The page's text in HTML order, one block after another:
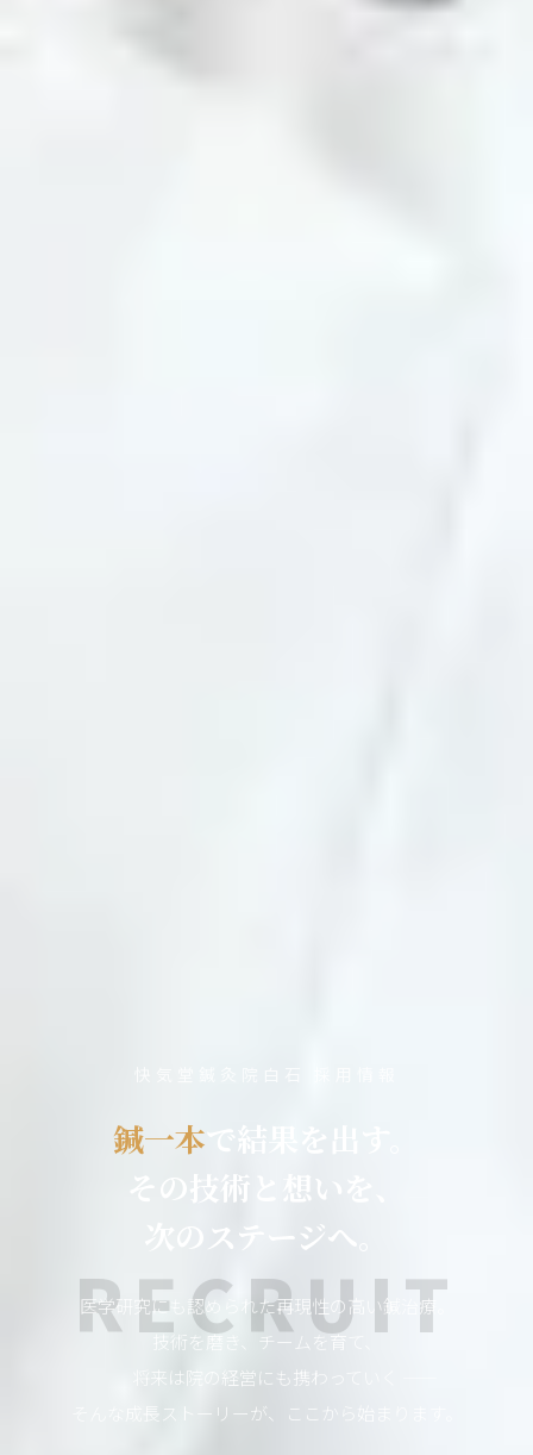
RECRUIT
鍼一本
その技術と想いを、
次のステージへ。
医学研究にも認められた再現性の高い鍼治療。
技術を磨き、チームを育て、
将来は院の経営にも携わっていく ――
そんな成長ストーリーが、ここから始まります。